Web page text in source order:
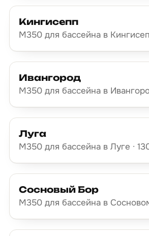
Кингисепп
М350 для бассейна в
Ивангород
М350 для бассейна в
Луга
М350 для бассейна в Луге ·
Сосновый Бор
М350 для бассейна в